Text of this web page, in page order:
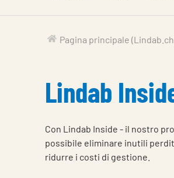
carrello
Pagina principale
Lindab
Con Lindab Inside - il nostro
possibile eliminare inutili
ridurre i costi di gestione.